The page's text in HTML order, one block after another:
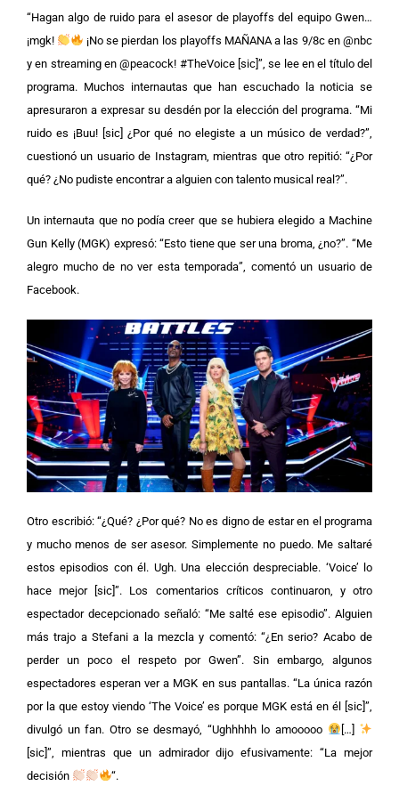
“Hagan algo de ruido para el asesor de playoffs del equipo Gwen…
¡mgk!
¡No se pierdan los playoffs MAÑANA a las 9/8c en @nbc
y en streaming en @peacock! #TheVoice [sic]”, se lee en el título del
programa. Muchos internautas que han escuchado la noticia se
apresuraron a expresar su desdén por la elección del programa. “Mi
ruido es ¡Buu! [sic] ¿Por qué no elegiste a un músico de verdad?”,
cuestionó un usuario de Instagram, mientras que otro repitió: “¿Por
qué? ¿No pudiste encontrar a alguien con talento musical real?”.
Un internauta que no podía creer que se hubiera elegido a Machine
Gun Kelly (MGK) expresó: “Esto tiene que ser una broma, ¿no?”. “Me
alegro mucho de no ver esta temporada”, comentó un usuario de
Facebook.
Otro escribió: “¿Qué? ¿Por qué? No es digno de estar en el programa
y mucho menos de ser asesor. Simplemente no puedo. Me saltaré
estos episodios con él. Ugh. Una elección despreciable. ‘Voice’ lo
hace mejor [sic]”. Los comentarios críticos continuaron, y otro
espectador decepcionado señaló: “Me salté ese episodio”. Alguien
más trajo a Stefani a la mezcla y comentó: “¿En serio? Acabo de
perder un poco el respeto por Gwen”. Sin embargo, algunos
espectadores esperan ver a MGK en sus pantallas. “La única razón
por la que estoy viendo ‘The Voice’ es porque MGK está en él [sic]”,
divulgó un fan. Otro se desmayó, “Ughhhhh lo amooooo
[…]
[sic]”, mientras que un admirador dijo efusivamente: “La mejor
decisión
“.